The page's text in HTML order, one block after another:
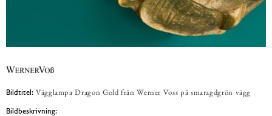
Bildtitel: Vägglampa Dragon Gold från Werner Voss på smaragdgrön vägg
Bildbeskrivning: